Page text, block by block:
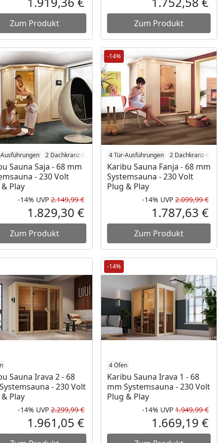
Aktueller Preis
Zum Produkt Zum Produkt
Preis
2 Dachkranz-Optionen 4 Öfen
Sauna Saja - 68 mm
- 230 Volt
Play
Rabatt in Prozent
-14%
Ursprünglicher Preis
UVP 2.149,99 €
Aktueller Preis
1.829,30 €
Zum Produkt
-14%
4 Tür-Ausführungen 2 Dachkranz-
Karibu Sauna Fanja - 68 mm
Systemsauna - 230 Volt
Plug & Play
-14% UVP 2.099,99 €
1.787,63 €
Zum Produkt
Preis
Sauna Irava 2 - 68
- 230 Volt
Play
Rabatt in Prozent
-14%
Ursprünglicher Preis
UVP 2.299,99 €
Aktueller Preis
1.961,05 €
-14%
4 Öfen
Karibu Sauna Irava 1 - 68
mm Systemsauna - 230 Volt
Plug & Play
-14% UVP 1.949,99 €
1.669,19 €